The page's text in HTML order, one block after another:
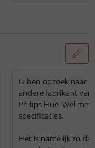
Ik ben opzoek naar
andere fabrikant
Philips Hue. Wel met
specificaties.
Het is namelijk zo